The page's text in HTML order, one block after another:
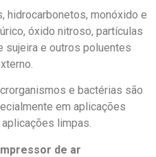
hidrocarbonetos, monóxido e
óxido nitroso, partículas
sujeira e outros poluentes
e bactérias são
em aplicações
limpas.
de ar